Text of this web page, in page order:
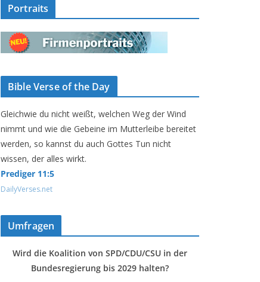
Portraits
Bible Verse of the Day
Gleichwie du nicht weißt, welchen Weg der Wind
nimmt und wie die Gebeine im Mutterleibe bereitet
werden, so kannst du auch Gottes Tun nicht
wissen, der alles wirkt.
Prediger 11:5
DailyVerses.net
Umfragen
Wird die Koalition von SPD/CDU/CSU in der
Bundesregierung bis 2029 halten?